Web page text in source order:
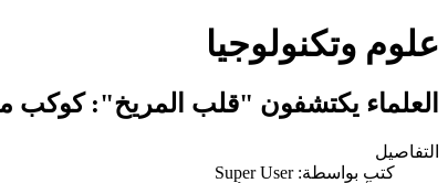
علوم وتكنولوجيا
العلماء يكتشفون "قلب المريخ": كوكب
التفاصيل
كتب بواسطة:Super User